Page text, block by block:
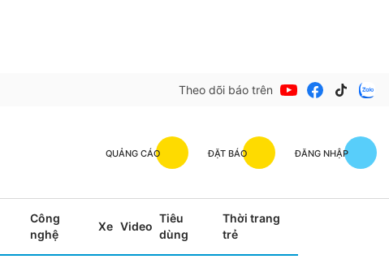
Theo dõi báo trên
QUẢNG CÁO ĐẶT BÁO ĐĂNG NHẬP
Công
nghệ
Xe Video
Tiêu
dùng
Thời trang
trẻ